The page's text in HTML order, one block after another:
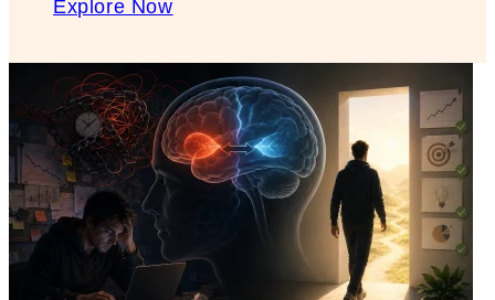
Explore Now